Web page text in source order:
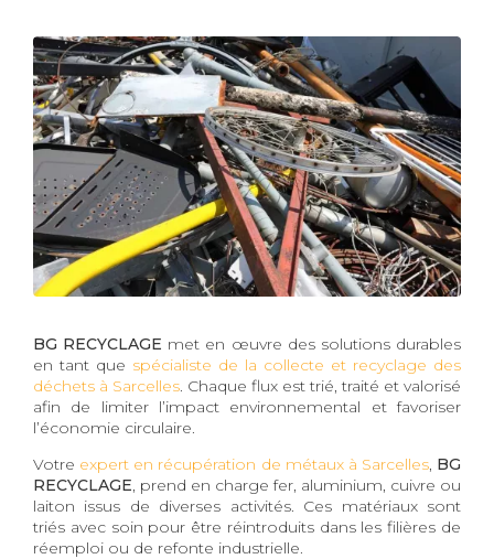
BG RECYCLAGE met en œuvre des solutions durables
en tant que spécialiste de la collecte et recyclage des
déchets à Sarcelles. Chaque flux est trié, traité et valorisé
afin de limiter l’impact environnemental et favoriser
l’économie circulaire.
Votre expert en récupération de métaux à Sarcelles, BG
RECYCLAGE, prend en charge fer, aluminium, cuivre ou
laiton issus de diverses activités. Ces matériaux sont
triés avec soin pour être réintroduits dans les filières de
réemploi ou de refonte industrielle.